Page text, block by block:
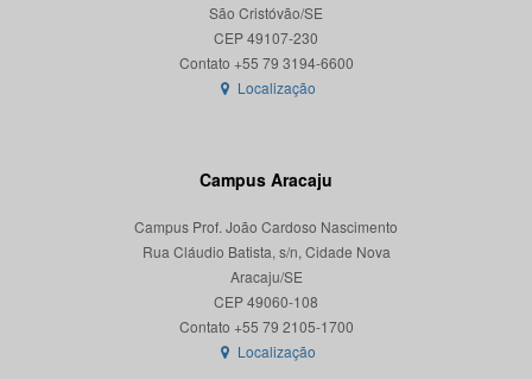
São Cristóvão/SE
CEP 49107-230
Localização
Campus Aracaju
Campus Prof. João Cardoso Nascimento
Rua Cláudio Batista, s/n, Cidade Nova
Aracaju/SE
CEP 49060-108
Localização